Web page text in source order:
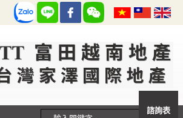
諮詢表